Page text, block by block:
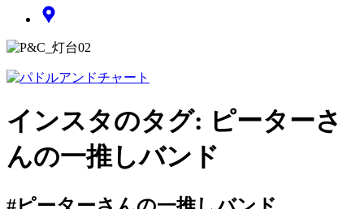
インスタのタグ: ピーターさ
んの一推しバンド